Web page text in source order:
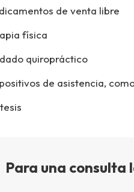
de venta libre
física
quiropráctico
de asistencia,
Para una